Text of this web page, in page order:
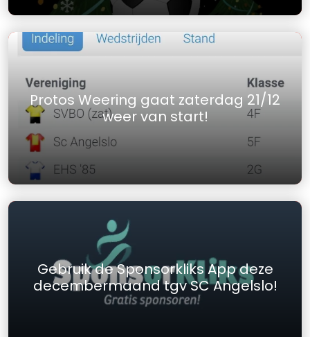
Protos Weering gaat zaterdag 21/12
weer van start!
Gebruik de Sponsorkliks App deze
decembermaand tgv SC Angelslo!